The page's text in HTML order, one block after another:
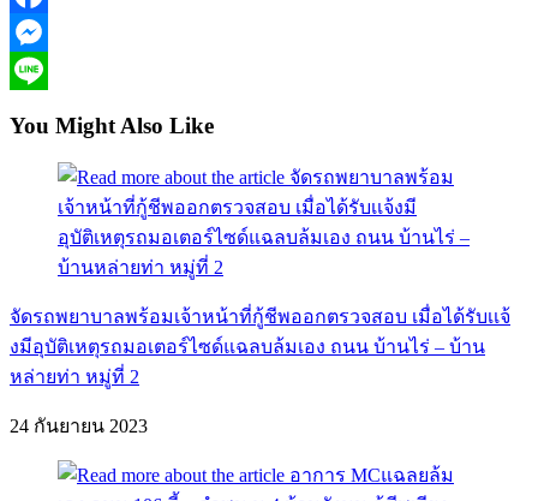
Facebook
Messenger
You Might Also Like
จัดรถพยาบาลพร้อมเจ้าหน้าที่กู้ชีพออกตรวจสอบ เมื่อได้รับเเจ้
งมีอุบัติเหตุรถมอเตอร์ไซด์แฉลบล้มเอง ถนน บ้านไร่ – บ้าน
หล่ายท่า หมู่ที่ 2
24 กันยายน 2023